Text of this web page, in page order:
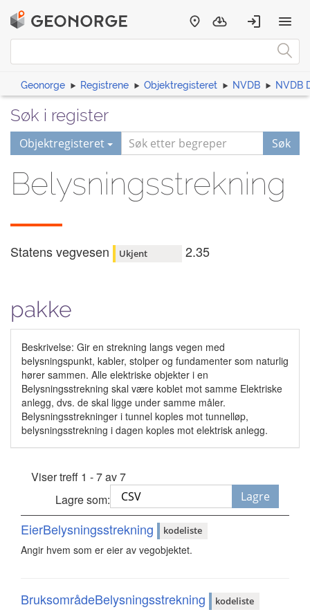
Geonorge Registrene Objektregisteret NVDB NVDB
Søk i register
Objektregisteret Søk
Belysningsstrekning
Statens vegvesen Ukjent 2.35
pakke
Beskrivelse: Gir en strekning langs vegen med
belysningspunkt, kabler, stolper og fundamenter som naturlig
hører sammen. Alle elektriske objekter i en
Belysningsstrekning skal være koblet mot samme Elektriske
anlegg, dvs. de skal ligge under samme måler.
Belysningsstrekninger i tunnel koples mot tunnelløp,
belysningsstrekning i dagen koples mot elektrisk anlegg.
Viser treff 1 - 7 av 7
Lagre som:
Lagre
EierBelysningsstrekning kodeliste
Angir hvem som er eier av vegobjektet.
BruksområdeBelysningsstrekning kodeliste